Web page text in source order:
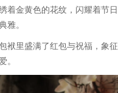
着金黄色的花纹，闪耀着节日
雅。
袱里盛满了红包与祝福，象征
。